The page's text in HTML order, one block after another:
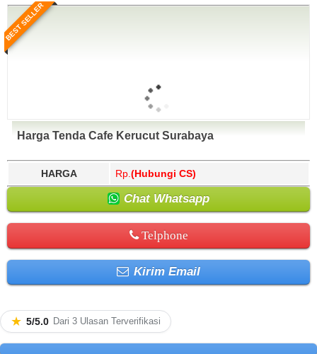
BEST SELLER
Harga Tenda Cafe Kerucut Surabaya
HARGA Rp. (Hubungi CS)
Chat Whatsapp
Telphone
Kirim Email
★ 5/5.0 Dari 3 Ulasan Terverifikasi